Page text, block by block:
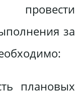
провести
за
плановых